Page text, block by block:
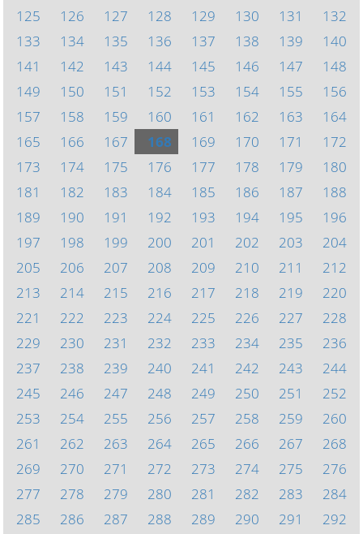
125
126 127 128 129 130 131
132
133
134 135 136 137 138 139
140
141
142 143 144 145 146 147
148
149
150 151 152 153 154 155
156
157
158 159 160 161 162 163
164
165
166 167 168 169 170 171
172
173
174 175 176 177 178 179
180
181
182 183 184 185 186 187
188
189
190 191 192 193 194 195
196
197
198 199 200 201 202 203
204
205
206 207 208 209 210 211
212
213
214 215 216 217 218 219
220
221
222 223 224 225 226 227
228
229
230 231 232 233 234 235
236
237
238 239 240 241 242 243
244
245
246 247 248 249 250 251
252
253
254 255 256 257 258 259
260
261
262 263 264 265 266 267
268
269
270 271 272 273 274 275
276
277
278 279 280 281 282 283
284
285
286 287 288 289 290 291
292